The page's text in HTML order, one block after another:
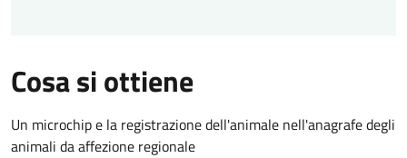
Cosa si ottiene
Un microchip e la registrazione dell'animale nell'anagrafe degli
animali da affezione regionale